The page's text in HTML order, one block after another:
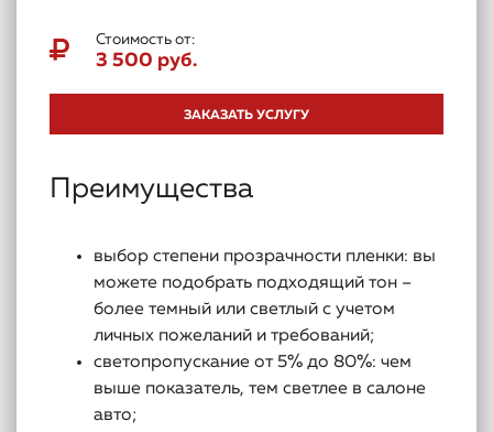
Стоимость от:
3 500 руб.
ЗАКАЗАТЬ УСЛУГУ
Преимущества
выбор степени прозрачности пленки: вы
можете подобрать подходящий тон –
более темный или светлый с учетом
личных пожеланий и требований;
светопропускание от 5% до 80%: чем
выше показатель, тем светлее в салоне
авто;